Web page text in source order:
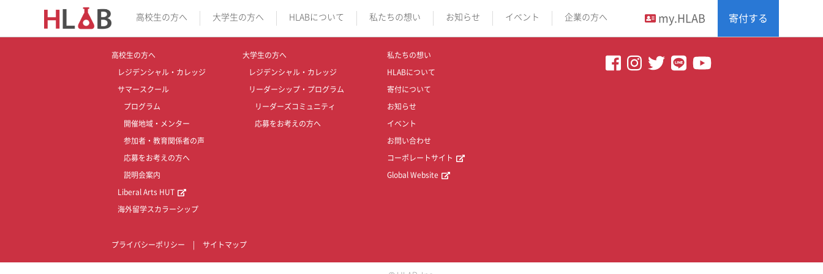
高校生の方へ 大学生の方へ HLABについて 私たちの想い お知らせ イベント 企業の方へ my.HLAB 寄付する
高校生の方へ
レジデンシャル・カレッジ
サマースクール
プログラム
開催地域・メンター
参加者・教育関係者の声
応募をお考えの方へ
説明会案内
Liberal Arts HUT
海外留学スカラーシップ
大学生の方へ
レジデンシャル・カレッジ
リーダーシップ・プログラム
リーダーズコミュニティ
応募をお考えの方へ
私たちの想い
HLABについて
寄付について
お知らせ
イベント
お問い合わせ
コーポレートサイト
Global Website
プライバシーポリシー サイトマップ